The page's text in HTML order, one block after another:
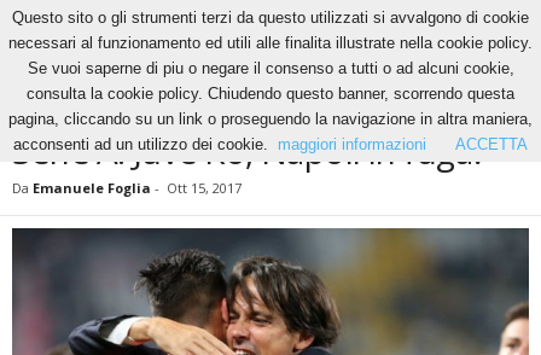
News Serie A: Juve Ko, Napoli in fuga?
NEWS
Serie A: Juve Ko, Napoli in fuga?
Da Emanuele Foglia - Ott 15, 2017
Questo sito o gli strumenti terzi da questo utilizzati si avvalgono di cookie
necessari al funzionamento ed utili alle finalita illustrate nella cookie policy.
Se vuoi saperne di piu o negare il consenso a tutti o ad alcuni cookie,
consulta la cookie policy. Chiudendo questo banner, scorrendo questa
pagina, cliccando su un link o proseguendo la navigazione in altra maniera,
acconsenti ad un utilizzo dei cookie.
maggiori informazioni ACCETTA